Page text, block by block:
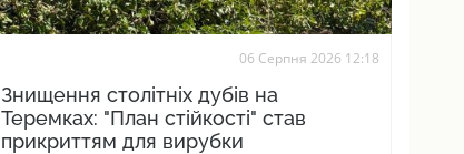
06 Серпня 2026 12:18
Знищення столітніх дубів на
Теремках: "План стійкості" став
прикриттям для вирубки